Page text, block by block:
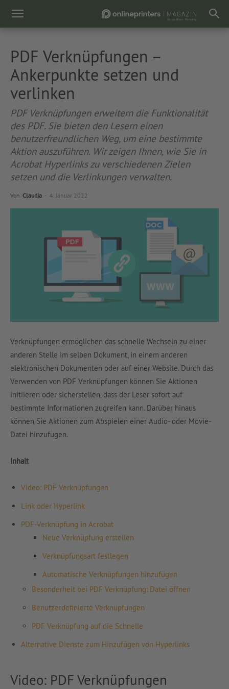
PDF Verknüpfungen –
Ankerpunkte setzen und
verlinken
PDF Verknüpfungen erweitern die Funktionalität
des PDF. Sie bieten den Lesern einen
benutzerfreundlichen Weg, um eine bestimmte
Aktion auszuführen. Wir zeigen Ihnen, wie Sie in
Acrobat Hyperlinks zu verschiedenen Zielen
setzen und die Verlinkungen verwalten.
Von Claudia - 4. Januar 2022
Verknüpfungen ermöglichen das schnelle Wechseln zu einer
anderen Stelle im selben Dokument, in einem anderen
elektronischen Dokumenten oder auf einer Website. Durch das
Verwenden von PDF Verknüpfungen können Sie Aktionen
initiieren oder sicherstellen, dass der Leser sofort auf
bestimmte Informationen zugreifen kann. Darüber hinaus
können Sie Aktionen zum Abspielen einer Audio- oder Movie-
Datei hinzufügen.
Inhalt
Video: PDF Verknüpfungen
Link oder Hyperlink
PDF-Verknüpfung in Acrobat
Neue Verknüpfung erstellen
Verknüpfungsart festlegen
Automatische Verknüpfungen hinzufügen
Besonderheit bei PDF Verknüpfung: Datei öffnen
Benutzerdefinierte Verknüpfungen
PDF Verknüpfung auf die Schnelle
Alternative Dienste zum Hinzufügen von Hyperlinks
Video: PDF Verknüpfungen